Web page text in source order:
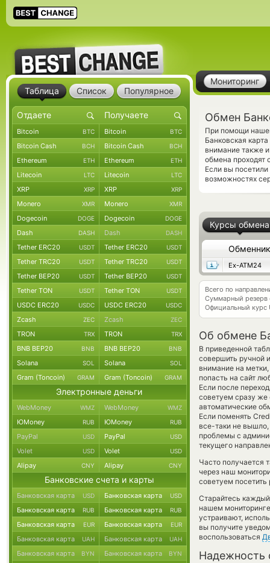
Мониторинг
Обмен
При помощи
Банковская
внимание также
обмена проходят
Если вы
возможностях
Курсы обмена
Обменник
Ex-ATM24
Всего по
Суммарный резерв
Официальный курс
Об обмене
В приведенной
совершить ручной
внимание на
попасть на сайт
Если после
советуем сразу же
автоматические
Если поменять
все-таки не
проблемы с
текущего
Часто получается
через наш
советуем посетить
Старайтесь
нашем
устраивают,
вы получите
воспользоваться
Надежность
Таблица Список Популярное
Bitcoin BTC Bitcoin BTC
Bitcoin Cash BCH Bitcoin Cash BCH
Ethereum ETH Ethereum ETH
Litecoin LTC Litecoin LTC
XRP XRP XRP XRP
Monero XMR Monero XMR
Dogecoin DOGE Dogecoin DOGE
Dash DASH Dash DASH
Tether ERC20 USDT Tether ERC20 USDT
Tether TRC20 USDT Tether TRC20 USDT
Tether BEP20 USDT Tether BEP20 USDT
Tether TON USDT Tether TON USDT
USDC ERC20 USDC USDC ERC20 USDC
Zcash ZEC Zcash ZEC
TRON TRX TRON TRX
BNB BEP20 BNB BNB BEP20 BNB
Solana SOL Solana SOL
Gram (Toncoin) GRAM Gram (Toncoin) GRAM
Электронные деньги
WebMoney WMZ WebMoney WMZ
ЮMoney RUB ЮMoney RUB
PayPal USD PayPal USD
Volet USD Volet USD
Alipay CNY Alipay CNY
Банковские счета и карты
Банковская карта USD Банковская карта USD
Банковская карта RUB Банковская карта RUB
Банковская карта EUR Банковская карта EUR
Банковская карта UAH Банковская карта UAH
Банковская карта BYN Банковская карта BYN